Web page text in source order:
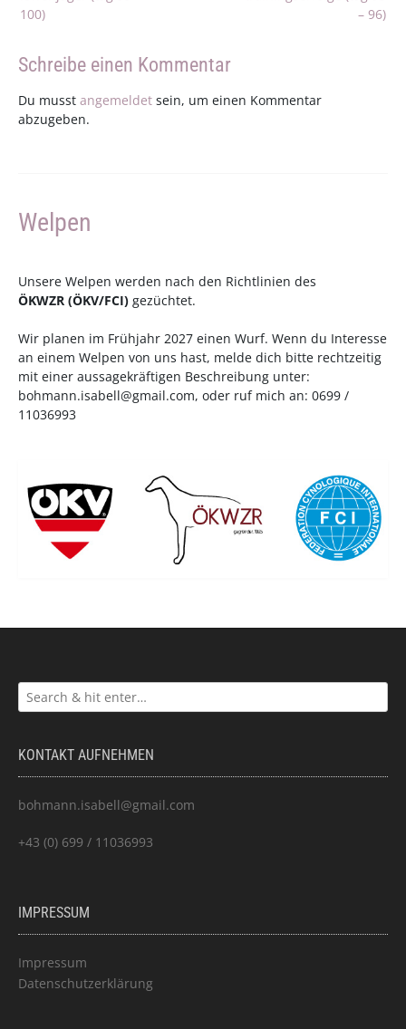
– 96)
100)
Schreibe einen Kommentar
Du musst angemeldet sein, um einen Kommentar
abzugeben.
Welpen
Unsere Welpen werden nach den Richtlinien des
ÖKWZR (ÖKV/FCI) gezüchtet.
Wir planen im Frühjahr 2027 einen Wurf. Wenn du Interesse
an einem Welpen von uns hast, melde dich bitte rechtzeitig
mit einer aussagekräftigen Beschreibung unter:
bohmann.isabell@gmail.com, oder ruf mich an: 0699 /
11036993
KONTAKT AUFNEHMEN
bohmann.isabell@gmail.com
+43 (0) 699 / 11036993
IMPRESSUM
Impressum
Datenschutzerklärung